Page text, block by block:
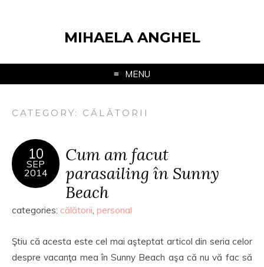
MIHAELA ANGHEL
MENU
CATEGORY: CĂLĂTORII
10
SEP
2014
Cum am facut
parasailing în Sunny
Beach
categories: călătorii, personal
Ştiu că acesta este cel mai aşteptat articol din seria celor
despre vacanţa mea în Sunny Beach aşa că nu vă fac să